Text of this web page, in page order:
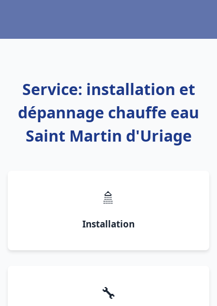
Service: installation et
dépannage chauffe eau
Saint Martin d'Uriage
🚿
Installation
🔧